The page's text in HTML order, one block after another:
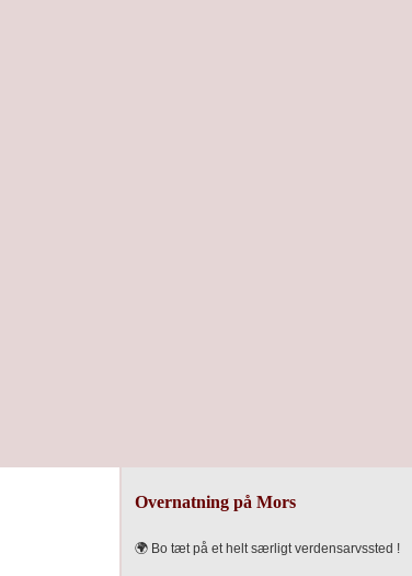
Overnatning på Mors
🌍 Bo tæt på et helt særligt verdensarvssted !